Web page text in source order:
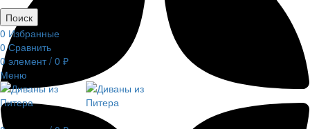
Поиск
0 Избранные
0 Сравнить
0 элемент / 0 ₽
Меню